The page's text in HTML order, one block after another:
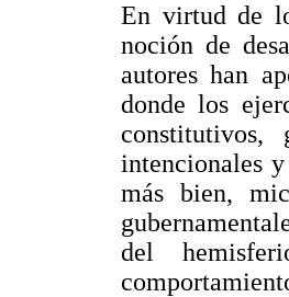
En virtud de
noción de
autores han
donde los
constitutivos,
intencionales
más bien,
del